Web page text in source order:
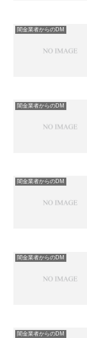
闇金業者からのDM
闇金業者からのDM
闇金業者からのDM
闇金業者からのDM
闇金業者からのDM